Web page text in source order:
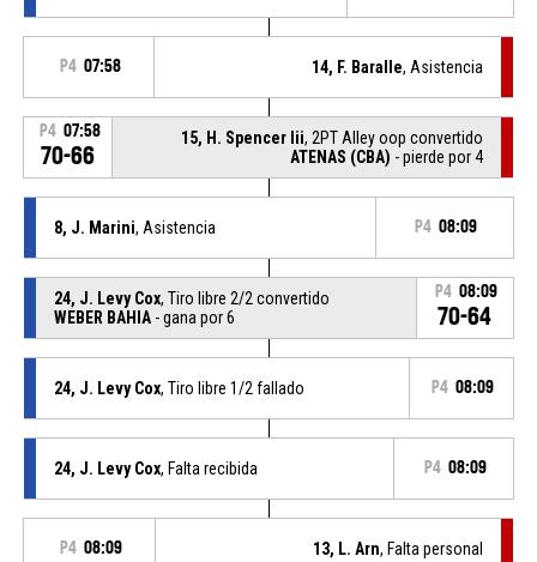
P4 07:58 14, F. Baralle, Asistencia
P4 07:58
70-66
15, H. Spencer Iii, 2PT Alley oop convertido
ATENAS (CBA) - pierde por 4
8, J. Marini, Asistencia P4 08:09
24, J. Levy Cox, Tiro libre 2/2 convertido
WEBER BAHIA- gana por 6
P4 08:09
70-64
24, J. Levy Cox, Tiro libre 1/2 fallado P4 08:09
24, J. Levy Cox, Falta recibida P4 08:09
P4 08:09 13, L. Arn, Falta personal